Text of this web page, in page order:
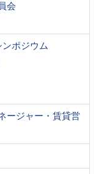
会
ポジウム
ージャー・賃貸営